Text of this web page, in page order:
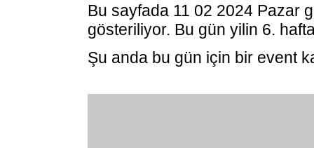
Bu sayfada 11 02 2024 Pazar
gösteriliyor. Bu gün yilin 6.
Şu anda bu gün için bir event